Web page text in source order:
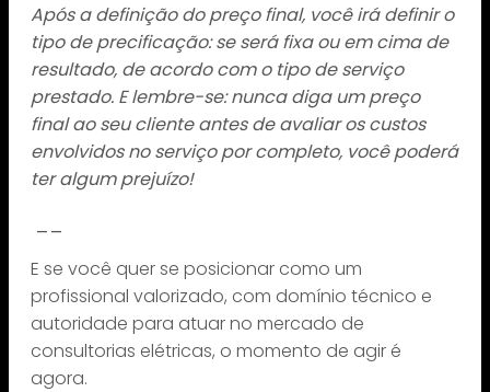
Após a definição do preço final, você irá definir o
tipo de precificação: se será fixa ou em cima de
resultado, de acordo com o tipo de serviço
prestado. E lembre-se: nunca diga um preço
final ao seu cliente antes de avaliar os custos
envolvidos no serviço por completo, você poderá
ter algum prejuízo!
E se você quer se posicionar como um
profissional valorizado, com domínio técnico e
autoridade para atuar no mercado de
consultorias elétricas, o momento de agir é
agora.